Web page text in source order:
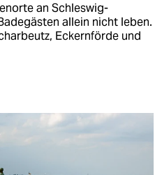
an Schleswig-
allein nicht leben.
Eckernförde und